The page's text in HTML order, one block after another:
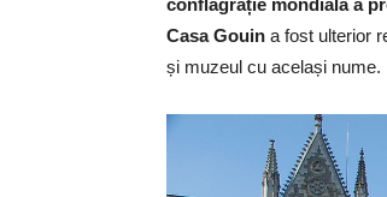
conflagrație mondială a
Casa Gouin a fost ulterior
și muzeul cu același nume.